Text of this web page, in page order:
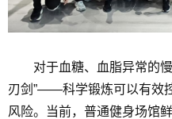
对于血糖、血脂异常的
刃剑”——科学锻炼可以有效
风险。当前，普通健身场馆